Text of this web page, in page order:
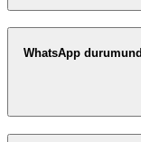
WhatsApp